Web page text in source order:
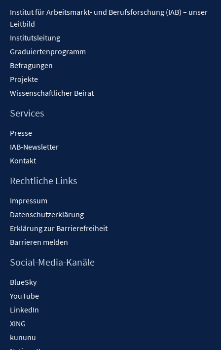
Institut für Arbeitsmarkt- und Berufsforschung (IAB) – unser
Leitbild
Institutsleitung
Graduiertenprogramm
Befragungen
Projekte
Wissenschaftlicher Beirat
Services
Presse
IAB-Newsletter
Kontakt
Rechtliche Links
Impressum
Datenschutzerklärung
Erklärung zur Barrierefreiheit
Barrieren melden
Social-Media-Kanäle
BlueSky
YouTube
LinkedIn
XING
kununu